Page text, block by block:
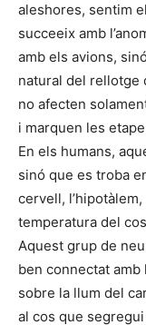
aleshores, sentim
succeeix amb
amb els avions,
natural del rellotge
no afecten
i marquen les
En els humans,
sinó que es troba
cervell,
temperatura del
Aquest grup de
ben connectat
sobre la llum del
al cos que